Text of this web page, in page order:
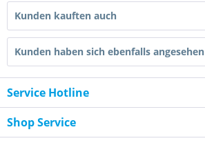
Kunden kauften auch
Kunden haben sich ebenfalls angesehen
Service Hotline
Shop Service